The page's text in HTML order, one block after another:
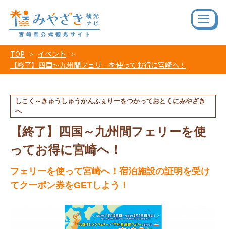
TOP
イベント
【終了】四国～九州間フェリーを使ってお得に宮崎へ！
しこく～きゅうしゅうかんふぇりーをつかっておとくにみやざき
へ
【終了】四国～九州間フェリーを使
ってお得に宮崎へ！
フェリーを使って宮崎へ！宿泊施設の証明を受け
てクーポン券をGETしよう！